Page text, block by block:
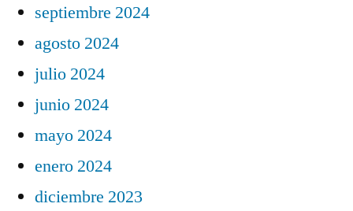
septiembre 2024
agosto 2024
julio 2024
junio 2024
mayo 2024
enero 2024
diciembre 2023